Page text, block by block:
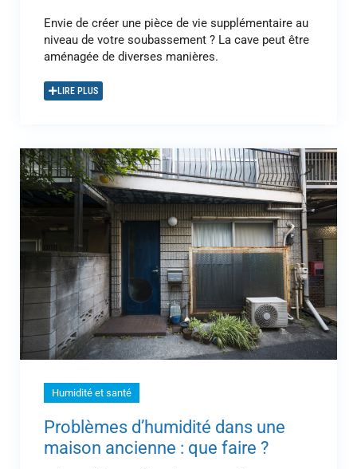
Envie de créer une pièce de vie supplémentaire au
niveau de votre soubassement ? La cave peut être
aménagée de diverses manières.
LIRE PLUS
Humidité et santé
Problèmes d’humidité dans une
maison ancienne : que faire ?